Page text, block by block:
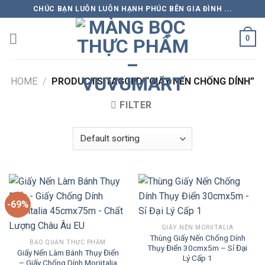
to
content
CHÚC BẠN LUÔN LUÔN HẠNH PHÚC BÊN GIA ĐÌNH ...
0
HOME / PRODUCTS TAGGED “GIẤY NẾN CHỐNG DÍNH”
FILTER
-69%
BẢO QUẢN THỰC PHẨM
Giấy Nến Làm Bánh Thụy Điển
– Giấy Chống Dính Moriitalia
GIẤY NẾN MORIITALIA
Thùng Giấy Nến Chống Dính
Thụy Điển 30cmx5m – Sỉ Đại
Lý Cấp 1